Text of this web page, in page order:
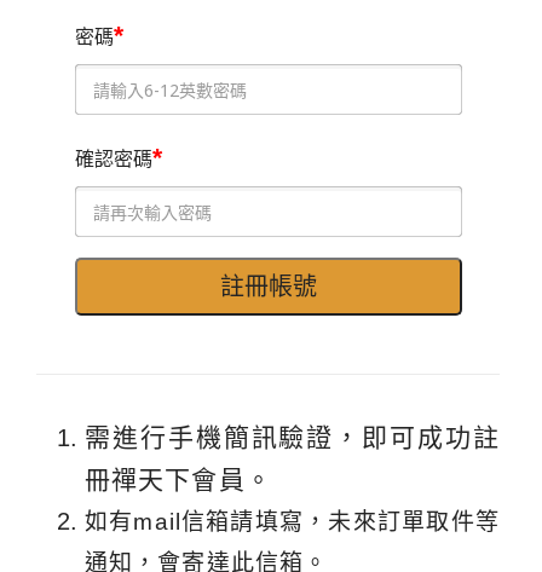
密碼*
確認密碼*
需進行手機簡訊驗證，即可成功註
冊禪天下會員。
如有mail信箱請填寫，未來訂單取件等
通知，會寄達此信箱。